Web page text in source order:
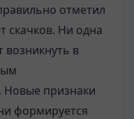
отметил
скачков. Ни одна
возникнуть в
признаки
формируется